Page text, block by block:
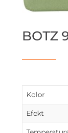
BOTZ
Kolor
Efekt